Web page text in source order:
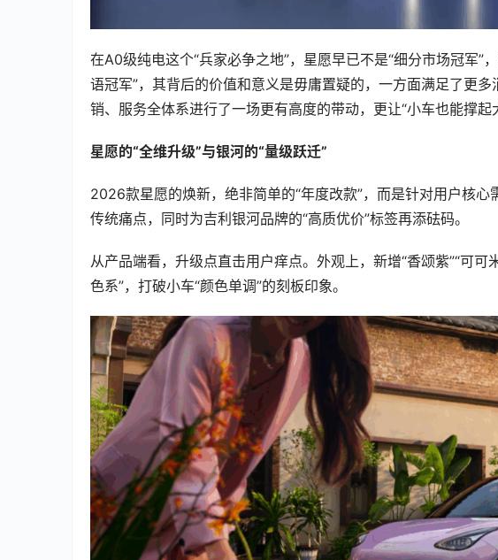
在A0级纯电这个“兵家必争之地”，星愿早已不是“细分市场冠军”
语冠军”，其背后的价值和意义是毋庸置疑的，一方面满足了更
销、服务全体系进行了一场更有高度的带动，更让“小车也能撑起
星愿的“全维升级”与银河的“量级跃迁”
2026款星愿的焕新，绝非简单的“年度改款”，而是针对用户核
传统痛点，同时为吉利银河品牌的“高质优价”标签再添砝码。
从产品端看，升级点直击用户痒点。外观上，新增“香颂紫”“可
色系”，打破小车“颜色单调”的刻板印象。